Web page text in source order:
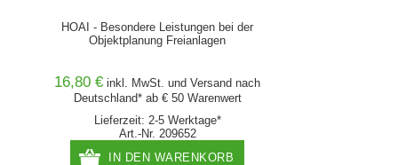
HOAI - Besondere Leistungen bei der
Objektplanung Freianlagen
16,80 € inkl. MwSt. undVersand nach
Deutschland* ab € 50 Warenwert
Lieferzeit: 2-5 Werktage*
Art.-Nr. 209652
IN DEN WARENKORB